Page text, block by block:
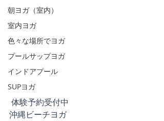
朝ヨガ（室内）
室内ヨガ
色々な場所でヨガ
プールサップヨガ
インドアプール
SUPヨガ
体験予約受付中
沖縄ビーチヨガ